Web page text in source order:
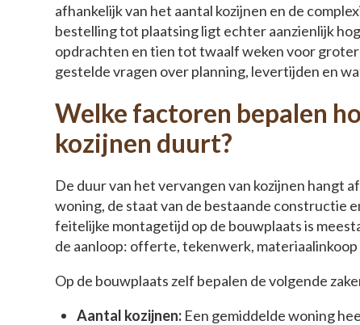
afhankelijk van het aantal kozijnen en de
bestelling tot plaatsing ligt echter aanzienlijk
opdrachten en tien tot twaalf weken voor
gestelde vragen over planning, levertijden en
Welke factoren bepalen
kozijnen duurt?
De duur van het vervangen van kozijnen hangt
woning, de staat van de bestaande constructie
feitelijke montagetijd op de bouwplaats is
de aanloop: offerte, tekenwerk,
Op de bouwplaats zelf bepalen de volgende
Aantal kozijnen: Een gemiddelde woning